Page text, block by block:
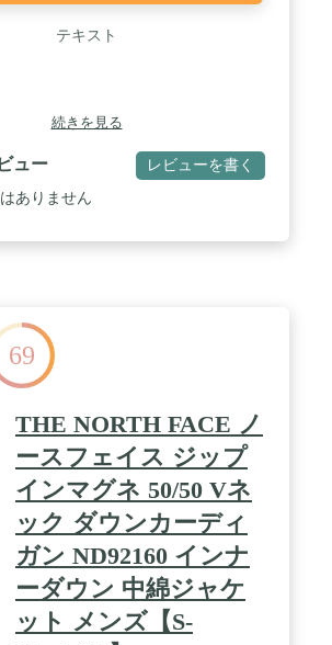
テキスト
続きを見る
ュー レビューを書く
ありません
69
THE NORTH FACE ノ
ースフェイス ジップ
インマグネ 50/50 Vネ
ック ダウンカーディ
ガン ND92160 インナ
ーダウン 中綿ジャケ
ット メンズ【S-